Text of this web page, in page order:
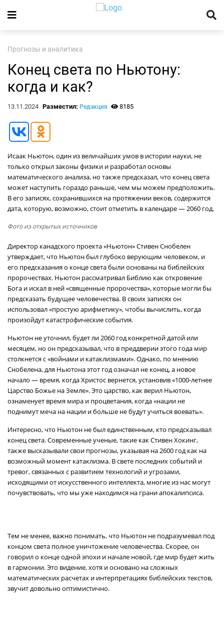
Прогнозы и аналитика
Конец света по Ньютону:
когда и как?
13.11.2024 Разместил: Редакция 8185
Исаак Ньютон, один из величайших умов в истории науки, не
только открыл законы физики и разработал основы
математического анализа, но также предсказал, что конец света
может наступить гораздо раньше, чем мы можем предположить.
В его записях, сохранившихся на протяжении веков, содержится
дата, которую, возможно, стоит отметить в календаре — 2060 год.
Фото из открытых источников
Директор канадского проекта «Ньютон» Стивен Снобелен
утверждает, что Ньютон был глубоко верующим человеком, и
его предсказания о конце света были основаны на библейских
пророчествах. Ньютон рассматривал Библию как откровение
Бога и искал в ней «священные пророчества», которые могли бы
предсказать будущее человечества. В своих записях он
использовал «простую арифметику», чтобы вычислить, когда
произойдут катастрофические события.
Ньютон не уточнил, будет ли 2060 год конкретной датой или
месяцем, но он предсказывал, что в преддверии этого года мир
столкнется с «войнами и катаклизмами». Однако, по мнению
Снобелена, для Ньютона этот год означал не конец, а новое
начало — время, когда Христос вернется, установив «1000-летнее
Царство Божье на Земле». Это царство, как верил Ньютон,
ознаменует время мира и процветания, когда «нации не
поднимут меча на нации и больше не будут учиться воевать».
Интересно, что Ньютон не был единственным, кто предсказывал
конец света. Современные ученые, такие как Стивен Хокинг,
также высказывали свои прогнозы, указывая на 2600 год как на
возможный момент катаклизма. В свете последних событий и
тревог, связанных с развитием технологий и угрозами,
исходящими от искусственного интеллекта, многие из нас могут
почувствовать, что мы уже находимся на грани апокалипсиса.
Тем не менее, важно понимать, что Ньютон не подразумевал под
концом света полное уничтожение человечества. Скорее, он
говорил о конце одной эпохи и начале новой, где мир будет жить
в гармонии. Это видение, хотя и основано на сложных
математических расчетах и интерпретациях библейских текстов,
звучит довольно оптимистично.